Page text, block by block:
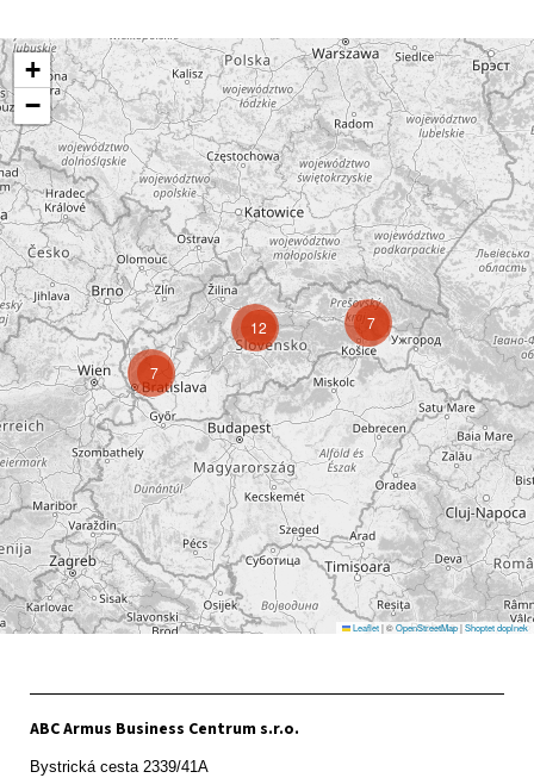
7
7
12
+
−
Leaflet|©OpenStreetMap|Shoptet doplnek
ABC Armus Business Centrum s.r.o.
Bystrická cesta 2339/41A